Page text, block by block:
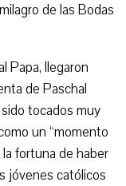
de las Bodas
Papa, llegaron
de Paschal
tocados muy
un “momento
fortuna de haber
jóvenes católicos